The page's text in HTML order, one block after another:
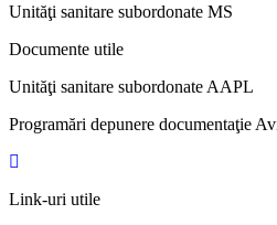
Unităţi sanitare subordonate MS
Documente utile
Unităţi sanitare subordonate AAPL
Programări depunere documentaţie
Link-uri utile